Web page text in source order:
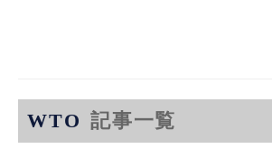
WTO 記事一覧